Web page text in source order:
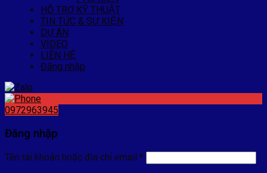
HỖ TRỢ KỸ THUẬT
TIN TỨC & SỰ KIỆN
DỰ ÁN
VIDEO
LIÊN HỆ
Đăng nhập
0972963945
Đăng nhập
Tên tài khoản hoặc địa chỉ email *